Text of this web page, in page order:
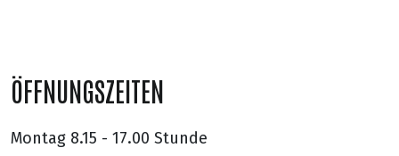
ÖFFNUNGSZEITEN
Montag 8.15 - 17.00 Stunde